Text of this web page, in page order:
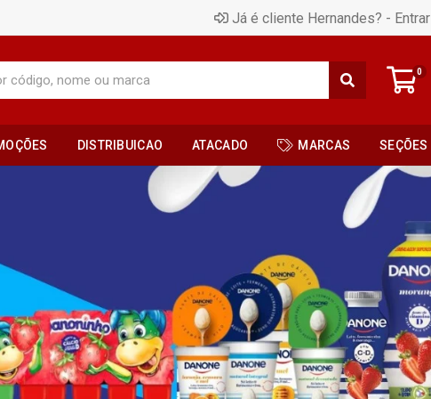
Já é cliente Hernandes? - Entrar
0
DISTRIBUICAO ATACADO MARCAS SEÇÕES